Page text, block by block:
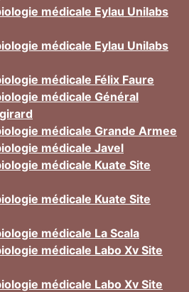
médicale Eylau Unilabs
médicale Eylau Unilabs
médicale Félix Faure
médicale Général
médicale Grande Armee
médicale Javel
médicale Kuate Site
médicale Kuate Site
médicale La Scala
médicale Labo Xv Site
médicale Labo Xv Site